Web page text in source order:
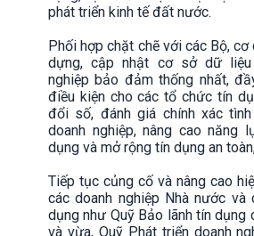
phát triển kinh tế đất nước.
Phối hợp chặt chẽ với các Bộ, cơ
dựng, cập nhật cơ sở dữ
nghiệp bảo đảm thống nhất,
điều kiện cho các tổ chức tín
đổi số, đánh giá chính xác
doanh nghiệp, nâng cao
dụng và mở rộng tín dụng an
Tiếp tục củng cố và nâng cao
các doanh nghiệp Nhà nước
dụng như Quỹ Bảo lãnh tín dụng
và vừa, Quỹ Phát triển doanh